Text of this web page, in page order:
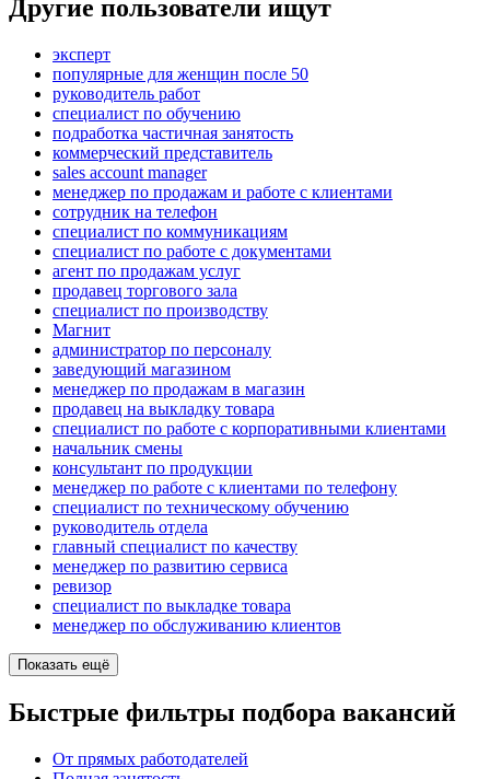
Другие пользователи ищут
эксперт
популярные для женщин после 50
руководитель работ
специалист по обучению
подработка частичная занятость
коммерческий представитель
sales account manager
менеджер по продажам и работе с клиентами
сотрудник на телефон
специалист по коммуникациям
специалист по работе с документами
агент по продажам услуг
продавец торгового зала
специалист по производству
Магнит
администратор по персоналу
заведующий магазином
менеджер по продажам в магазин
продавец на выкладку товара
специалист по работе с корпоративными клиентами
начальник смены
консультант по продукции
менеджер по работе с клиентами по телефону
специалист по техническому обучению
руководитель отдела
главный специалист по качеству
менеджер по развитию сервиса
ревизор
специалист по выкладке товара
менеджер по обслуживанию клиентов
Показать ещё
Быстрые фильтры подбора вакансий
От прямых работодателей